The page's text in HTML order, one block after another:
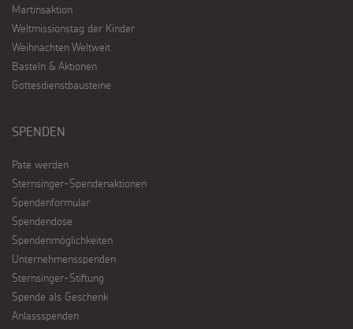
Martinsaktion
Weltmissionstag der Kinder
Weihnachten Weltweit
Basteln & Aktionen
Gottesdienstbausteine
SPENDEN
Pate werden
Sternsinger-Spendenaktionen
Spendenformular
Spendendose
Spendenmöglichkeiten
Unternehmensspenden
Sternsinger-Stiftung
Spende als Geschenk
Anlassspenden